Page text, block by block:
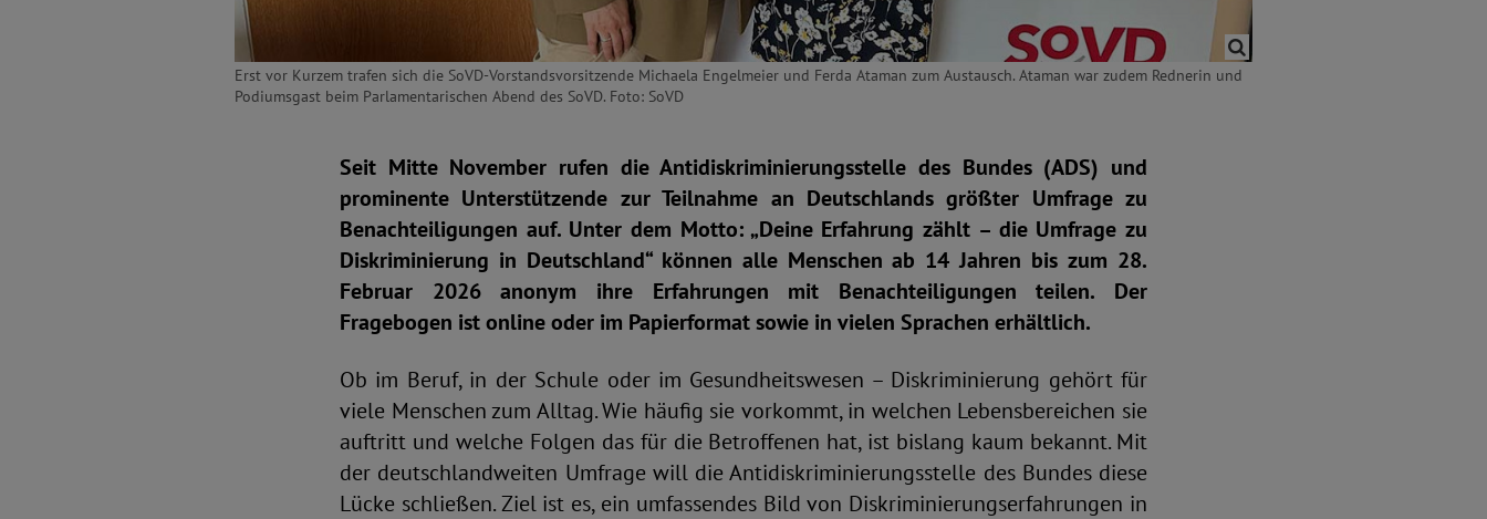
Erst vor Kurzem trafen sich die SoVD-Vorstandsvorsitzende Michaela Engelmeier und Ferda Ataman zum Austausch. Ataman war zudem Rednerin und
Podiumsgast beim Parlamentarischen Abend des SoVD. Foto: SoVD
Seit Mitte November rufen die Antidiskriminierungsstelle des Bundes (ADS) und
prominente Unterstützende zur Teilnahme an Deutschlands größter Umfrage zu
Benachteiligungen auf. Unter dem Motto: „Deine Erfahrung zählt – die Umfrage zu
Diskriminierung in Deutschland“ können alle Menschen ab 14 Jahren bis zum 28.
Februar 2026 anonym ihre Erfahrungen mit Benachteiligungen teilen. Der
Fragebogen ist online oder im Papierformat sowie in vielen Sprachen erhältlich.
Ob im Beruf, in der Schule oder im Gesundheitswesen – Diskriminierung gehört für
viele Menschen zum Alltag. Wie häufig sie vorkommt, in welchen Lebensbereichen sie
auftritt und welche Folgen das für die Betroffenen hat, ist bislang kaum bekannt. Mit
der deutschlandweiten Umfrage will die Antidiskriminierungsstelle des Bundes diese
Lücke schließen. Ziel ist es, ein umfassendes Bild von Diskriminierungserfahrungen in